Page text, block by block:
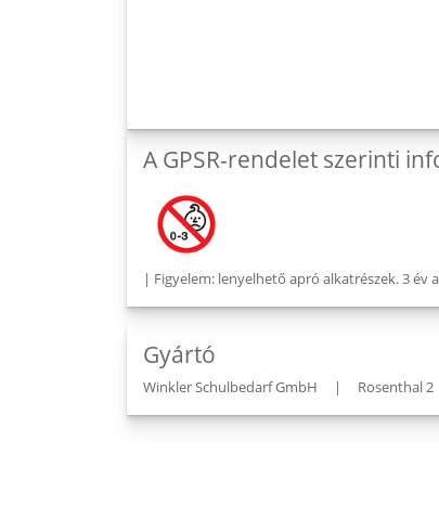
A GPSR-rendelet szerinti
| Figyelem: lenyelhető apró alkatrészek. 3 év
Gyártó
Winkler Schulbedarf GmbH | Rosenthal 2